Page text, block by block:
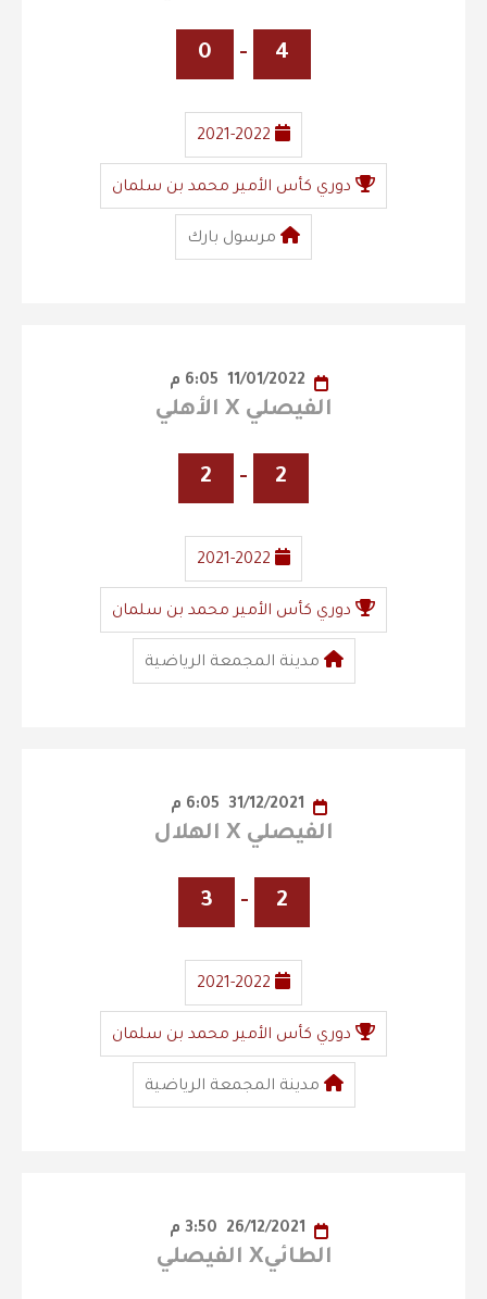
4
-
0
2021-2022
دوري كأس الأمير محمد بن سلمان
مرسول بارك
الفيصلي X الأهلي
2
-
2
2021-2022
دوري كأس الأمير محمد بن سلمان
مدينة المجمعة الرياضية
الفيصلي X الهلال
2
-
3
2021-2022
دوري كأس الأمير محمد بن سلمان
مدينة المجمعة الرياضية
الطائيX الفيصلي